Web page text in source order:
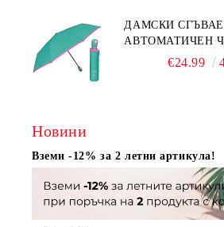
ДАМСКИ
АВТОМАТИЧЕН
CLOSE |€24.99
Новини
Вземи -12% за 2 летни артикула!